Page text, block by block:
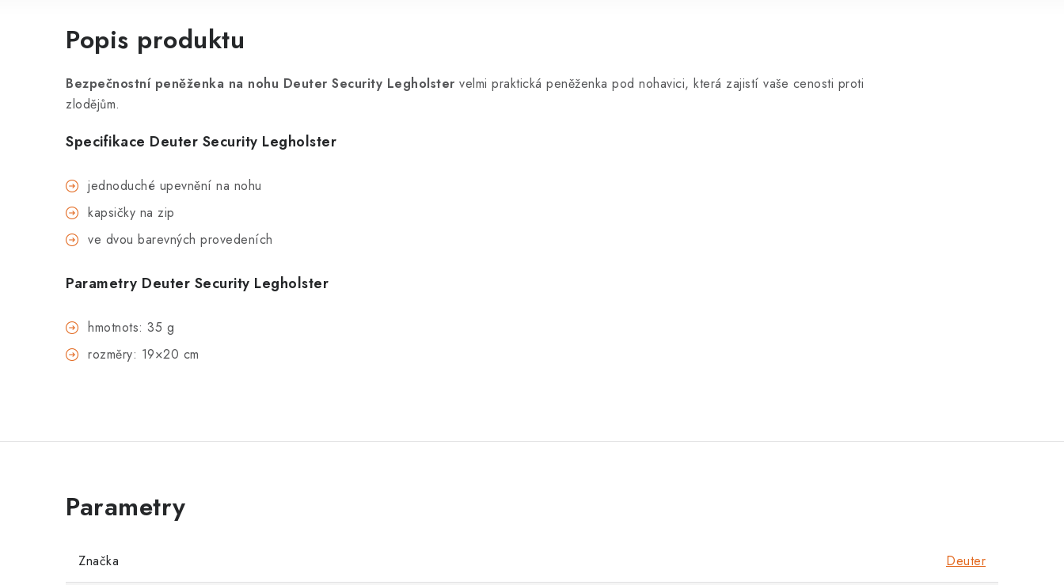
Popis produktu
Bezpečnostní peněženka na nohu Deuter Security Legholster velmi praktická peněženka pod nohavici, která zajistí vaše cenosti proti
zlodějům.
Specifikace Deuter Security Legholster
jednoduché upevnění na nohu
kapsičky na zip
ve dvou barevných provedeních
Parametry Deuter Security Legholster
hmotnots: 35 g
rozměry: 19×20 cm
Značka Deuter